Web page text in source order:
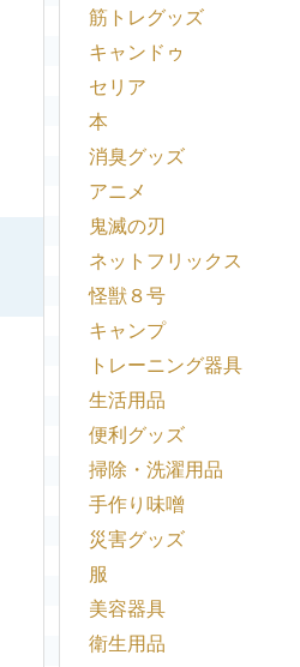
筋トレグッズ
キャンドゥ
セリア
本
消臭グッズ
アニメ
鬼滅の刃
ネットフリックス
怪獣８号
キャンプ
トレーニング器具
生活用品
便利グッズ
掃除・洗濯用品
手作り味噌
災害グッズ
服
美容器具
衛生用品